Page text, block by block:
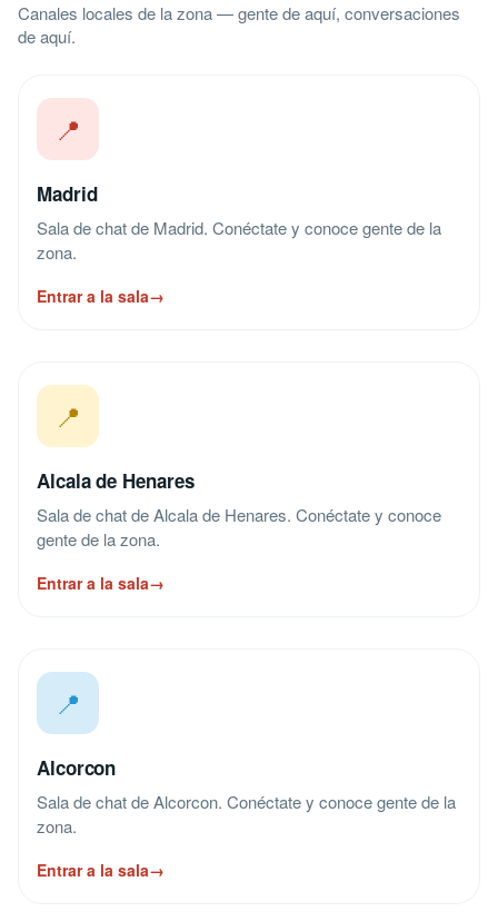
Canales locales de la zona — gente de aquí, conversaciones
de aquí.
📍
Madrid
Sala de chat de Madrid. Conéctate y conoce gente de la
zona.
Entrar a la sala→
📍
Alcala de Henares
Sala de chat de Alcala de Henares. Conéctate y conoce
gente de la zona.
Entrar a la sala→
📍
Alcorcon
Sala de chat de Alcorcon. Conéctate y conoce gente de la
zona.
Entrar a la sala→